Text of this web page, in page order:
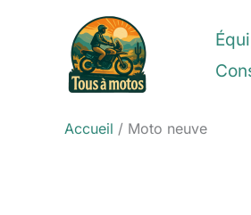
Accueil Moto neuve